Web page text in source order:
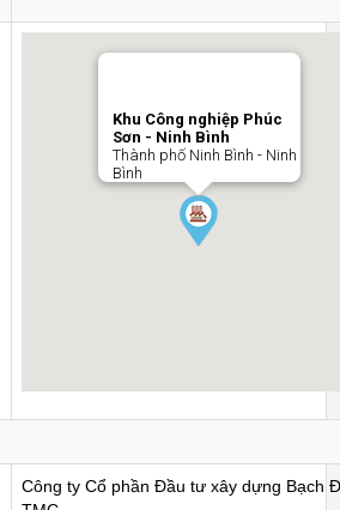
Khu Công nghiệp Phúc
Sơn - Ninh Bình
Thành phố Ninh Bình - Ninh
Bình
Công ty Cổ phần Đầu tư xây dựng Bạch